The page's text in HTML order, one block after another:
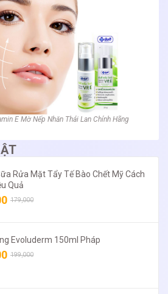
E Mờ Nếp Nhăn Thái Lan Chính Hãng
Rửa Mặt Tẩy Tế Bào Chết Mỹ Cách
Quả
179,000
Evoluderm 150ml Pháp
199,000